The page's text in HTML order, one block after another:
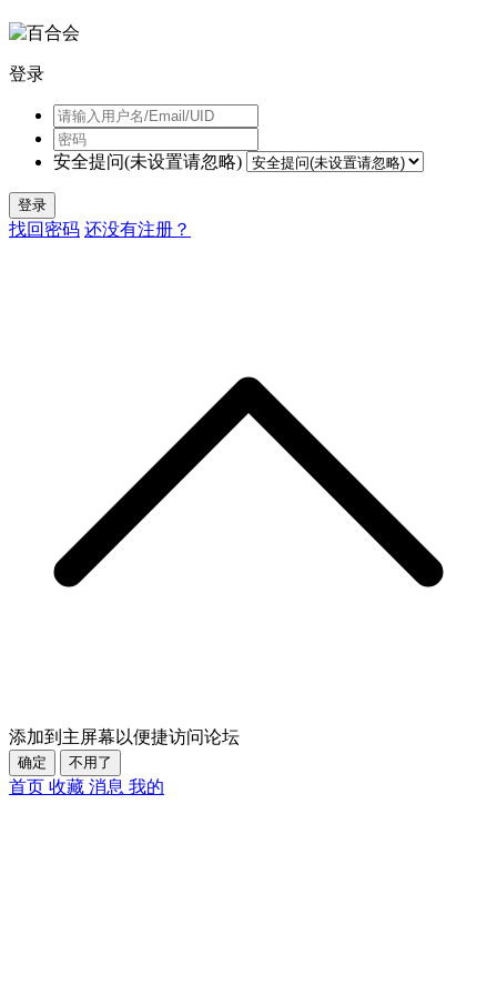
登录
安全提问(未设置请忽略)
登录
找回密码 还没有注册？
添加到主屏幕以便捷访问论坛
确定 不用了
首页 收藏 消息 我的